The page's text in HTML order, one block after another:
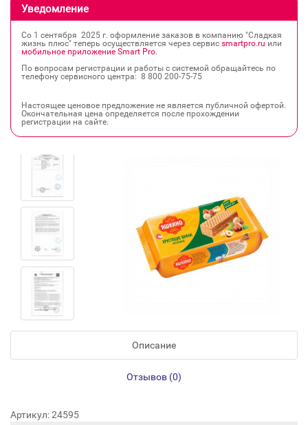
Уведомление
Со 1 сентября 2025 г. оформление заказов в компанию "Сладкая
жизнь плюс" теперь осуществляется через сервис smartpro.ru или
мобильное приложение Smart Pro.
По вопросам регистрации и работы с системой обращайтесь по
телефону сервисного центра: 8 800 200‐75‐75
Настоящее ценовое предложение не является публичной офертой.
Окончательная цена определяется после прохождении
регистрации на сайте.
Описание
Отзывов (0)
Артикул: 24595